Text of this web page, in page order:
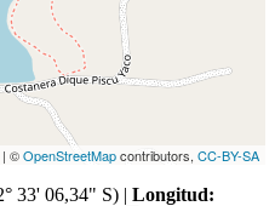
| ©OpenStreetMapcontributors, CC-BY-SA
33' 06,34" S)| Longitud: